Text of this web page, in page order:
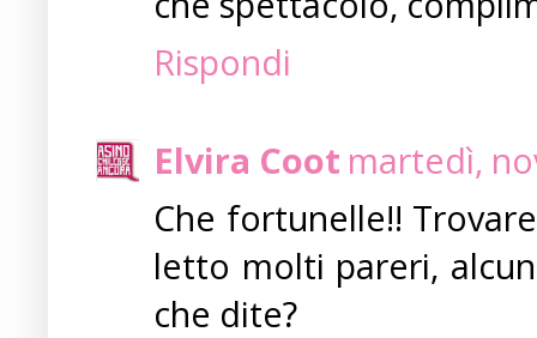
Rispondi
Elvira Coot martedì,
Che fortunelle!!
letto molti pareri,
che dite?